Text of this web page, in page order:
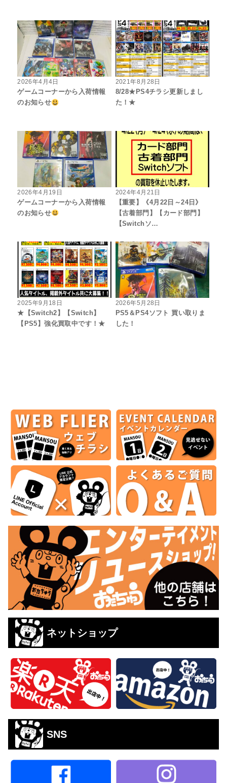
2026年4月4日
ゲームコーナーから入荷情報
のお知らせ
2021年8月28日
8/28★PS4チラシ更新しまし
た！★
2026年4月19日
ゲームコーナーから入荷情報
のお知らせ
2024年4月21日
【重要】《4月22日～24日》
【古着部門】【カード部門】
【Switchソ…
2025年9月18日
★【Switch2】【Switch】
【PS5】強化買取中です！★
2026年5月28日
PS5＆PS4ソフト 買い取りま
した！
ネットショップ
SNS